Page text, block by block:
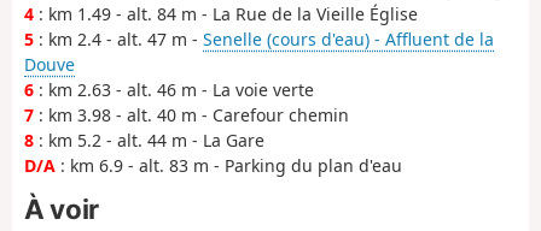
4 : km 1.49 - alt. 84 m - La Rue de la Vieille Église
5 : km 2.4 - alt. 47 m - Senelle (cours d'eau) - Affluent de la
Douve
6 : km 2.63 - alt. 46 m - La voie verte
7 : km 3.98 - alt. 40 m - Carefour chemin
8 : km 5.2 - alt. 44 m - La Gare
D/A : km 6.9 - alt. 83 m - Parking du plan d'eau
À voir